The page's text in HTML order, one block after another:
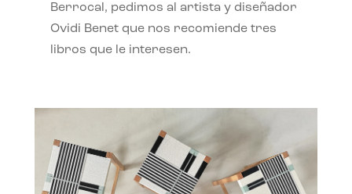
Berrocal, pedimos al artista y diseñador
Ovidi Benet que nos recomiende tres
libros que le interesen.